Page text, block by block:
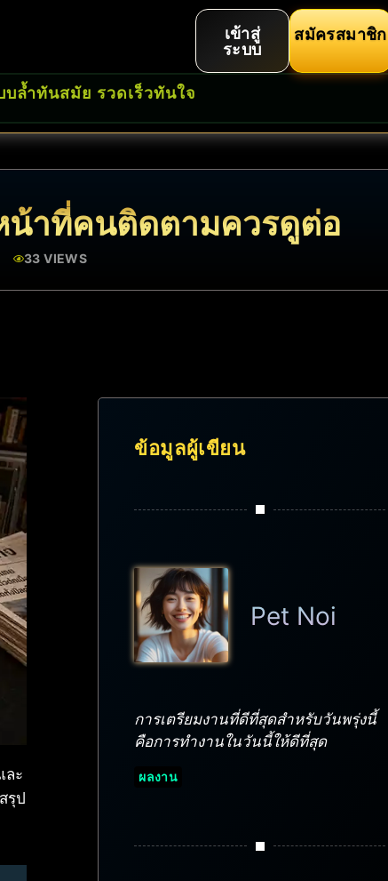
เข้าสู่
ระบบ
สมัครสมาชิก
ล้ำทันสมัย รวดเร็วทันใจ
น้าที่คนติดตามควรดูต่อ
33 VIEWS
ละ
รุป
ข้อมูลผู้เขียน
Pet Noi
การเตรียมงานที่ดีที่สุดสำหรับวันพรุ่งนี้
คือการทำงานในวันนี้ให้ดีที่สุด
ผลงาน